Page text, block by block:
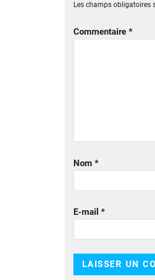
Les champs obligatoires
Commentaire *
Nom *
E-mail *